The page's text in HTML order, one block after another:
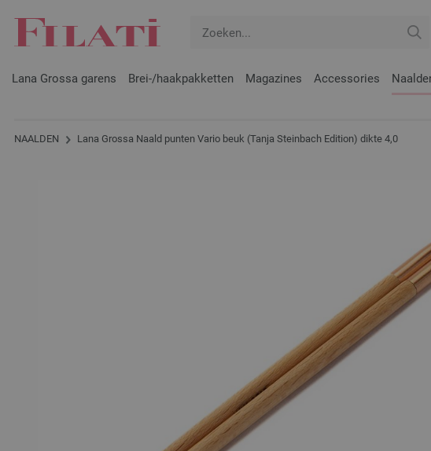
Lana Grossa garens Brei-/haakpakketten Magazines Accessories
NAALDEN Lana Grossa Naald punten Vario beuk (Tanja Steinbach Edition) dikte 4,0